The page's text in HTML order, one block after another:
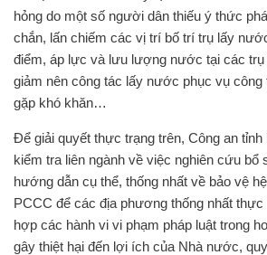
hỏng do một số người dân thiếu ý thức
chắn, lấn chiếm các vị trí bố trí trụ lấy
điểm, áp lực và lưu lượng nước tại các
giảm nên công tác lấy nước phục vụ
gặp khó khăn…
Để giải quyết thực trạng trên, Công an
kiểm tra liên ngành về việc nghiên cứu bổ
hướng dẫn cụ thể, thống nhất về bảo vệ
PCCC để các địa phương thống nhất
hợp các hành vi vi phạm pháp luật trong
gây thiệt hại đến lợi ích của Nhà nước,